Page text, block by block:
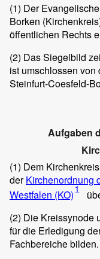
(1) Der
Borken
öffentlichen Rechts
(2) Das Siegelbild
ist umschlossen von
Steinfurt-Coesfeld-
Aufgaben
(1) Dem
derKirchenordnung
Westfalen (KO)1
(2) Die Kreissynode
für die Erledigung
Fachbereiche bilden.